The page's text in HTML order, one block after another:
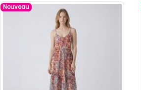
Nouveau